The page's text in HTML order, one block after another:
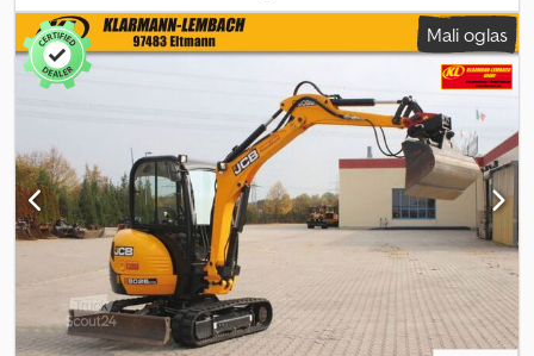
Očitani radni sati: oko 1.589 * Uključuje 3 kašike * Radna težina:
2.867 kg * 18,9 kW * U dobrom stanju * Dobre gusenice * Dodatne
fotografije i video na zahtev (WhatsApp) * Cena: 19.900 EUR, bez
PDV-a + 19% PDV Crodpfx Abey N Ib Iohof ---- Za više informacija
pozovite: Erik Kortum: WhatsApp Sve informacije su bez garancije,
greške i prethodna prodaja su mogući.
Mali oglas